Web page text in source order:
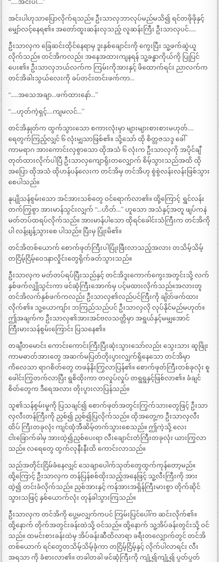
“…..အင်းပါ….”
အင်းပါဟုသာပြောလိုက်ရသည်။ ဦးသာလှဘာလုပ်မည်မသိ၍ ရင်တဖိုဖိုနှင့်
မျှော်လင့်နေရ၏။ အတော်ထူးဆန်းလှသည့် လူဆန်းကြီး ဦးသာလှပင်…..
ဦးသာလှက ခြေဆင်းထိုင်နေရာမှ ဒူးနှစ်ချောင်းကို ကွေးပြီး သူ့ဖက်ဆွဲယူ
လိုက်သည်။ တင်အိကလည်း အနေအထားကျနရန် သူ့ခန္ဓာကိုယ်ကို ပြုပြင်
ပေး၏။ ဦးသာလှဘယ်လက်က ကြမ်းကိုအားနှင့် ဖိထောက်ရင်း ညာလက်က
တင်အိခါးသွယ်လေးကို ခပ်တင်းတင်းဖက်ကာ…
“…..အသေအချာ…ဖက်ထားနော်…”
“….ဟုတ်ကဲ့ရှင့်….ကျမလင်…”
တင်အိနှုတ်က ထွက်သွားသော စကားလုံးမှာ များများစားစားမဟုတ်….
ရေတွက်ကြည့်လျှင် ၆ လုံးမျှသာဖြစ်၏။ သို့သော် ထို စိတ္တဇသဒ္ဒ ခေါ်
ကာမရာဂ အားကောင်းလှစွာသော ထိုအသံ ၆ လုံးက ဦးသာလှကို အပိုင်ချီ
တုတ်ထားလိုက်ပါပြီ ဦးသာလှကျောရိုးတလျှောက် စိမ့်သွားသည်အထိ ထို
အပြော ထိုအသံ ထိုဟန်ပန်လေးက တင်အိမှ တင်အိဟု စွဲစွဲလန်းလန်းဖြစ်သွား
စေပါသည်။
နုပျိုသန်စွမ်းသော အင်အားသစ်တွေ ဝင်ရောက်လာ၏။ ထို့ကြောင့် ရွှင်လန်း
တက်ကြွစွာ အားမာန်သွင်းလျှက် “…ဟိတ်…” ဟူသော အသံနှင့်အတူ ဖျပ်ကနဲ
မတ်တပ်ထရပ်လိုက်သည်။ အားမာန်ပါသော ထိုရင်ခေါင်းသံကြီးက တင်အိကို
ပါ လန့်ဖျန့်သွားစေ ပါသည်။ ပြီးမှ ပြုံးမိ၏။
တင်အိတစ်ယောက် စောက်ဖုတ်ကြီးပါပြုံးဖြီးလာသည့်အလား တသိမ့်သိမ့်
တငြိမ့်ငြိမ့်ဝေဒနာလှိုင်းတွေရိုက်ခတ်သွားသည်။
ဦးသာလှက မတ်တပ်ရပ်ပြီးသည်နှင့် တင်အိဒူးကောက်ကွေးအတွင်းသို့ လက်
နှစ်ဖက်လျှိုသွင်းကာ ဖင်ဆုံကြီးအောက်မှ ပင့်မထားလိုက်သည်။အလားတူ
တင်အိလက်နှစ်ဖက်ကလည်း ဦးသာလှ၏လည်ပင်ကြီးကို ချိတ်ဖက်ထား
လိုက်၏။ သူ့ယောကျာ်း ဘကြည်သည်ပင် ဦးသာလှလို လုပ်နိုင်မည်မဟုတ်။
ဤအချက်က ဦးသာလှ၏အားအင်ဗလသတ္တိမှာ အရွယ်နှင့်မမျှအောင်
ကြီးမားသန်စွမ်းကြောင်း ပြသနေ၏။
တချီတမောင်း ကောင်းကောင်းကြီးပြီးဆုံးသွားသော်လည်း သွေးသား ဆူဖြိုး
ကာမဓာတ်အားတွေ အဆက်မပြတ်တိုးပွားလျှက်ရှိနေသော တင်အိမှာ
ကိလေသာ ရာဂစိတ်တွေ တဖန်နိုးကြွလာပြန်၏။ စောက်ဖုတ်ကြီးတစ်ခုလုံး စူ
ဖေါင်းကြွတက်လာပြီး ရွစိထိုးကာ တလှုပ်လှုပ် တရွရွနှင့်ဖြစ်လာ၏။ ခံချင်
စိတ်တွေက ဒီရေအလား တိုးပွားလာပြန်သည်။
သူ၏သန်စွမ်းမှုကို ပြသချင်၍ စောက်ဖုတ်အတွင်းကြွက်သားတွေဖြင့် ဦးသာ
လှလီးတန်ကြီးကို ညှစ်၍ ညှစ်၍ပြလိုက်သည်။ ထိုအတွေ့က ဦးသာလှလီး
ထိပ် ကြီးတခုလုံး ကျင်ထုံအီဆိမ့်တက်သွားစေသည်။ ဤကဲ့သို့ လေး
ငါးခြောက်ခါမှ အားထဲ့၍ညှစ်ပေးရာ လီးချောင်းတံကြီးတခုလုံး ယားကြွလာ
သည်။ လရေတွေ ထွက်လုနီးနီးထိ ကောင်းလာသည်။
သည်အတိုင်းငြိမ်ခံနေလျှင် သေချာပေါက်သုတ်တွေထွက်ကုန်တော့မည်။
ထို့ကြောင့် ဦးသာလှက တန်ပြန်စစ်ထိုးသည့်အနေဖြင့် သူ့လီးကြီးကို အား
ထဲ့၍ တင်းခံလိုက်သည်။ ညှစ်အားနှင့် ကန်အားအရှိန်ကြီးမားစွာ တိုက်ဆိုင်
သွားသဖြင့် နှစ်ယောက်လုံး တုန်ခါသွားကြသည်။
ဦးသာလှက တင်အိကို ပွေ့မလျှက်ကပင် ကြမ်းပြင်ပေါ်က ဆင်းလိုက်၏။
ထို့နောက် တိုက်အတွင်းခန်းထဲသို့ ဝင်သည်။ ထို့နောက် သူ့အိပ်ခန်းတွင်းသို့ ဝင်
သည်။ ထမင်းစားခန်းထဲမှ အိပ်ခန်းဆီထိလာရာ ခရီးတလျှောက်တွင် တင်အိ
တစ်ယောက် ရင်တွေတသိမ့်သိမ့်ခုံကာ တငြိမ့်ငြိမ့်နှင့် လိုက်ပါလာရင်း လီး
အရသာ ကို ခံစားလာ၏။ တခါတခါ ဖင်ဆုံကြီးကို ကျုံ့၍ကျုံ့၍ ပွတ်ပွတ်